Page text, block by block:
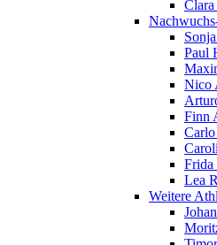
Paul
Nico
Finn
Frida
Lea
Weitere